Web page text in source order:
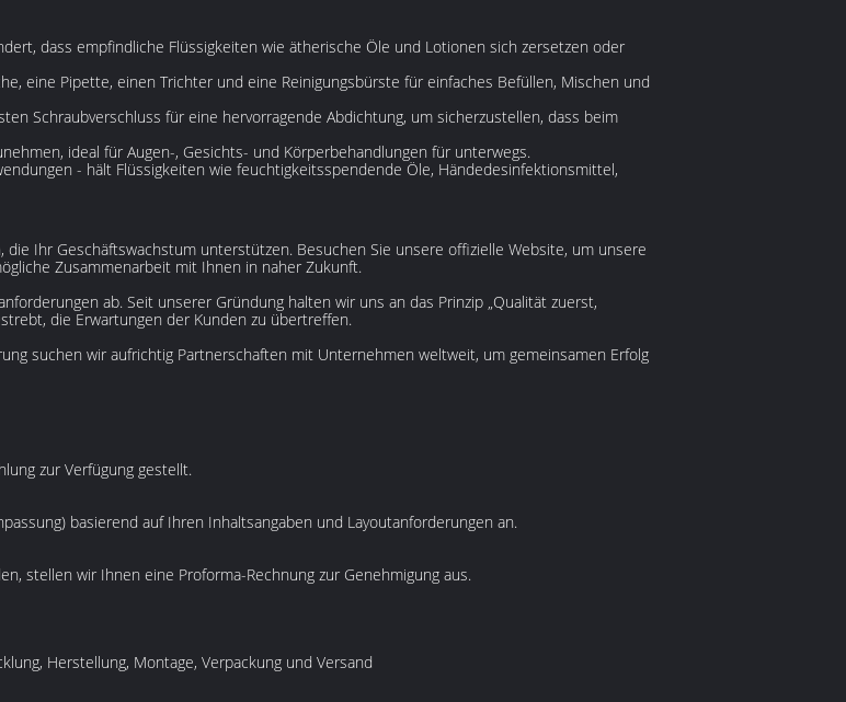
dass empfindliche Flüssigkeiten wie ätherische Öle und Lotionen sich zersetzen oder
eine Pipette, einen Trichter und eine Reinigungsbürste für einfaches Befüllen, Mischen und
Schraubverschluss für eine hervorragende Abdichtung, um sicherzustellen, dass beim
ideal für Augen-, Gesichts- und Körperbehandlungen für unterwegs.
- hält Flüssigkeiten wie feuchtigkeitsspendende Öle, Händedesinfektionsmittel,
Ihr Geschäftswachstum unterstützen. Besuchen Sie unsere offizielle Website, um unsere
Zusammenarbeit mit Ihnen in naher Zukunft.
ab. Seit unserer Gründung halten wir uns an das Prinzip „Qualität zuerst,
die Erwartungen der Kunden zu übertreffen.
suchen wir aufrichtig Partnerschaften mit Unternehmen weltweit, um gemeinsamen Erfolg
zur Verfügung gestellt.
basierend auf Ihren Inhaltsangaben und Layoutanforderungen an.
stellen wir Ihnen eine Proforma-Rechnung zur Genehmigung aus.
Herstellung, Montage, Verpackung und Versand